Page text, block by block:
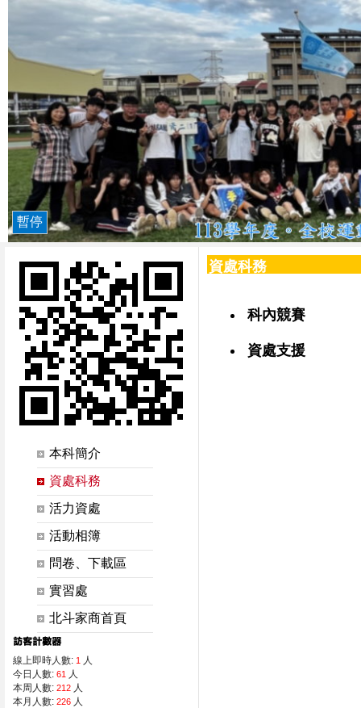
暫停
本科簡介
資處科務
活力資處
活動相簿
問卷、下載區
實習處
北斗家商首頁
線上即時人數: 1 人
今日人數: 61 人
本周人數: 212 人
本月人數: 226 人
資處科務
科內競賽
資處支援